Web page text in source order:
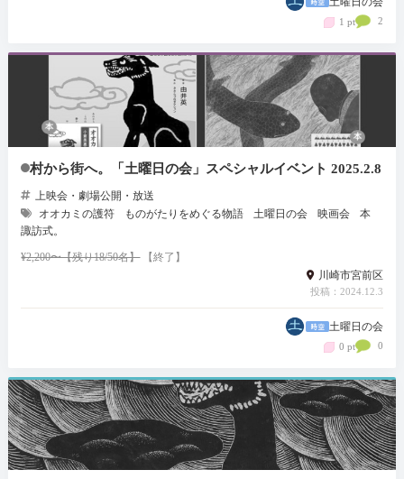
1 pt 2
村から街へ。「土曜日の会」スペシャルイベント 2025.2.8
上映会・劇場公開・放送
オオカミの護符
ものがたりをめぐる物語 土曜日の会 映画会
本
諏訪式。
¥2,200〜【残り18/50名】【終了】
川崎市宮前区
投稿：2024.12.3
土曜日の会
0 pt 0